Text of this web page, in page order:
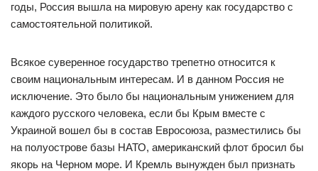
годы, Россия вышла на мировую арену как государство с
самостоятельной политикой.
Всякое суверенное государство трепетно относится к
своим национальным интересам. И в данном Россия не
исключение. Это было бы национальным унижением для
каждого русского человека, если бы Крым вместе с
Украиной вошел бы в состав Евросоюза, разместились бы
на полуострове базы НАТО, американский флот бросил бы
якорь на Черном море. И Кремль вынужден был признать